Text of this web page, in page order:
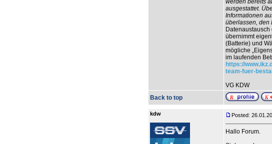
werden bereits
ausgestattet.
Informationen
überlassen, den
übernimmt
(Batterie) und
mögliche
im laufenden
https://
team-fuer-
VG KDW
Back to top
kdw Posted:
Hallo Forum.